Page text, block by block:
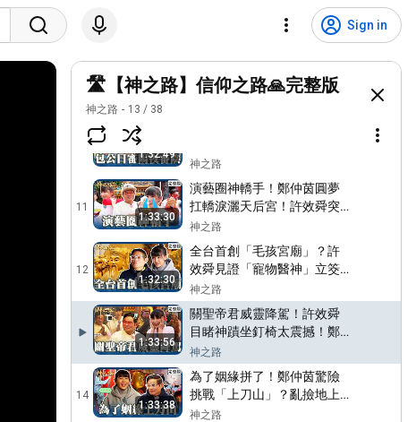
Sign in
🛣️【神之路】信仰之路🙏完整版
神之路 13 / 38
carrying incense and
lamps! Cheng Chung-Yin
1:34:16
Dreaming of snakes
everywhere! Lai Ming-wei
shares his miraculous
10
1:32:49
揭秘震撼龍頭鍘與跨海神
蹟！【#神之路】20260516
EP27 完整版｜📍雲林｜許效
舜 鄭仲茵
神之路
11
1:33:30
演藝圈神轎手！鄭仲茵圓夢
扛轎淚灑天后宮！許效舜突
接神聖任務嚇到手抖！【#神
之路】20260509 EP26 完整
版｜📍台東｜許效舜 鄭仲茵
神之路
12
1:32:30
全台首創「毛孩宮廟」？許
效舜見證「寵物醫神」立筊
神蹟！保生大帝醫師袍設計
藏洋蔥！【#神之路】
20260502 EP25 完整版｜📍
新北｜許效舜 鄭仲茵
神之路
1:33:56
關聖帝君威靈降駕！許效舜
目睹神蹟坐釘椅太震撼！鄭
仲茵遭草莓太子點名「偷吃
供品」嚇慘！【#神之路】
20260425 EP24 完整版｜📍
台東｜許效舜 鄭仲茵
神之路
14
1:33:38
為了姻緣拼了！鄭仲茵驚險
挑戰「上刀山」？亂撿地上
紅線竟甩給許效舜！【#神之
神之路